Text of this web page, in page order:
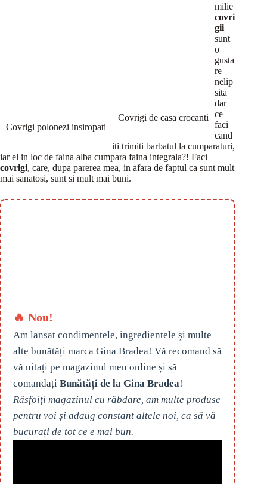
Covrigi polonezi insiropati
Covrigi de casa crocanti
milie
covri
gii
sunt
o
gusta
re
nelip
sita
dar
ce
faci
cand
iti trimiti barbatul la cumparaturi,
iar el in loc de faina alba cumpara faina integrala?! Faci
covrigi, care, dupa parerea mea, in afara de faptul ca sunt mult
mai sanatosi, sunt si mult mai buni.
🔥 Nou!
Am lansat condimentele, ingredientele și multe
alte bunătăți marca Gina Bradea! Vă recomand să
vă uitați pe magazinul meu online și să
comandați Bunătăți de la Gina Bradea!
Răsfoiți magazinul cu răbdare, am multe produse
pentru voi și adaug constant altele noi, ca să vă
bucurați de tot ce e mai bun.